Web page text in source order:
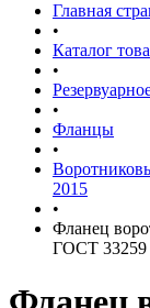
Главная
•
Каталог
•
•
Фланцы
•
2015
•
Фланец
ГОСТ 33259